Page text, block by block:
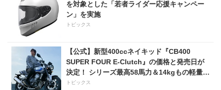
を対象とした「若者ライダー応援キャンペー
ン」を実施
トピックス
【公式】新型400ccネイキッド『CB400
SUPER FOUR E-Clutch』の価格と発売日が
決定！ シリーズ最高58馬力＆14kgもの軽量
化!? 完全に「旧CB400SF」を超えた!?
トピックス